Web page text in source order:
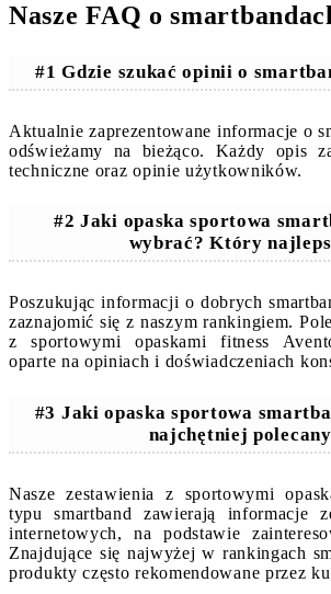
Nasze FAQ o
#1 Gdzie szukać opinii o
Aktualnie zaprezentowane informacje o
odświeżamy na bieżąco. Każdy opis
techniczne oraz opinie użytkowników.
#2 Jaki opaska sportowa
wybrać? Który
Poszukując informacji o dobrych
zaznajomić się z naszym rankingiem.
z sportowymi opaskami fitness
oparte na opiniach i doświadczeniach
#3 Jaki opaska sportowa
najchętniej
Nasze zestawienia z sportowymi
typu smartband zawierają informacje
internetowych, na podstawie
Znajdujące się najwyżej w rankingach
produkty często rekomendowane przez